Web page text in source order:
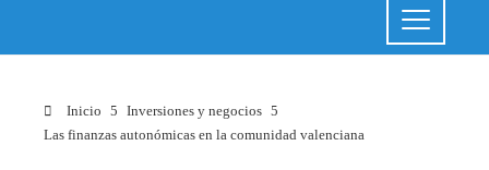
Inicio
Inversiones y negocios
Las finanzas autonómicas en la comunidad valenciana